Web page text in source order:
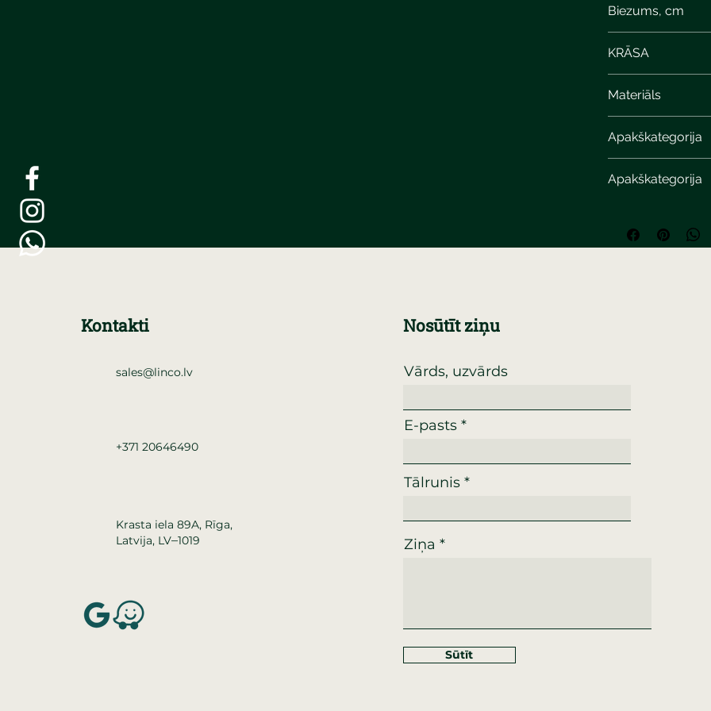
Biezums, cm
KRĀSA
Materiāls
Apakškategorija
Apakškategorija
Kontakti
sales@linco.lv
+371 20646490
Krasta iela 89A, Rīga,
Latvija, LV–1019
Nosūtīt ziņu
Vārds, uzvārds
E-pasts
Tālrunis
Ziņa
Sūtīt